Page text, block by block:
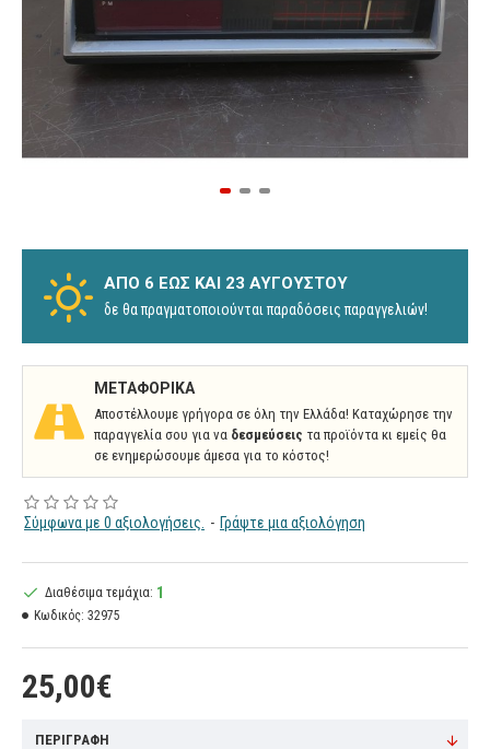
ΜΕΤΑΦΟΡΙΚΆ
Αποστέλλουμε γρήγορα σε όλη την Ελλάδα! Καταχώρησε την
παραγγελία σου για να δεσμεύσεις τα προϊόντα κι εμείς θα
σε ενημερώσουμε άμεσα για το κόστος!
ΑΠΌ 6 ΈΩΣ ΚΑΙ 23 ΑΥΓΟΎΣΤΟΥ
δε θα πραγματοποιούνται παραδόσεις παραγγελιών!
Σύμφωνα με 0 αξιολογήσεις. - Γράψτε μια αξιολόγηση
25,00€
Διαθέσιμα τεμάχια: 1
Κωδικός: 32975
ΠΕΡΙΓΡΑΦΉ